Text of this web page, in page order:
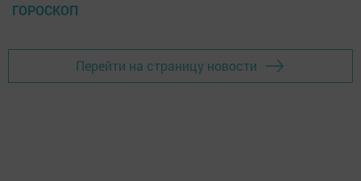
ГОРОСКОП
Перейти на страницу новости